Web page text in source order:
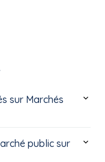
sur Marchés
public sur